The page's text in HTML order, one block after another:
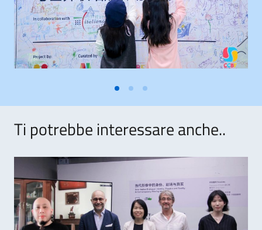
Ti potrebbe interessare anche..